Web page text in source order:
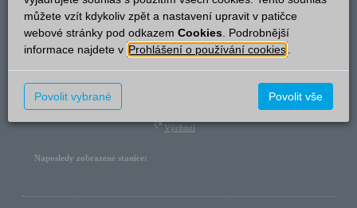
Název stanice
Výchozí
Naposledy zobrazené stanice:
můžete vzít kdykoliv zpět a nastavení upravit v patičce
webové stránky pod odkazem Cookies . Podrobnější
informace najdete v Prohlášení o používání cookies
Povolit vybrané Povolit vše